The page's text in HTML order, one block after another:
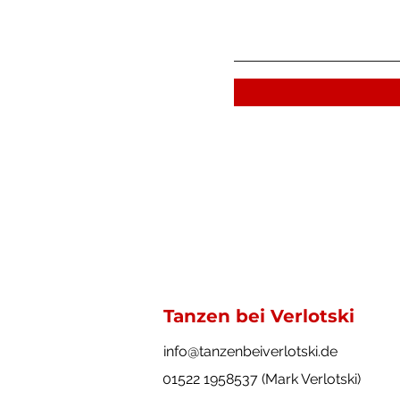
Tanzen bei Verlotski
info@tanzenbeiverlotski.de
01522 1958537 (Mark Verlotski)